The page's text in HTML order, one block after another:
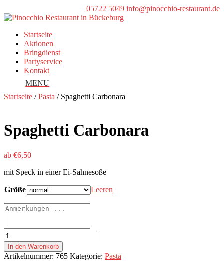
05722 5049 info@pinocchio-restaurant.de
Startseite
Aktionen
Bringdienst
Partyservice
Kontakt
Startseite /Pasta / Spaghetti Carbonara
Spaghetti Carbonara
ab €6,50
mit Speck in einer Ei-Sahnesoße
Größe Leeren
Spaghetti
Carbonara
Menge
In den Warenkorb
Artikelnummer: 765 Kategorie: Pasta